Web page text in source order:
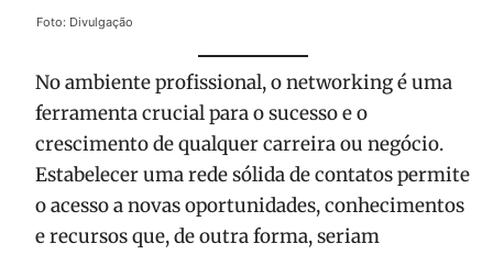
Foto: Divulgação
No ambiente profissional, o networking é uma
ferramenta crucial para o sucesso e o
crescimento de qualquer carreira ou negócio.
Estabelecer uma rede sólida de contatos permite
o acesso a novas oportunidades, conhecimentos
e recursos que, de outra forma, seriam